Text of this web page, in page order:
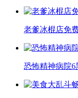
老爹冰棍店免
恐怖精神病院6